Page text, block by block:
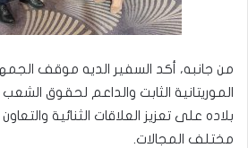
من جانبه، أكد السفير الديه موقف
الموريتانية الثابت والداعم لحقوق
بلاده على تعزيز العلاقات الثنائية
مختلف المجالات.